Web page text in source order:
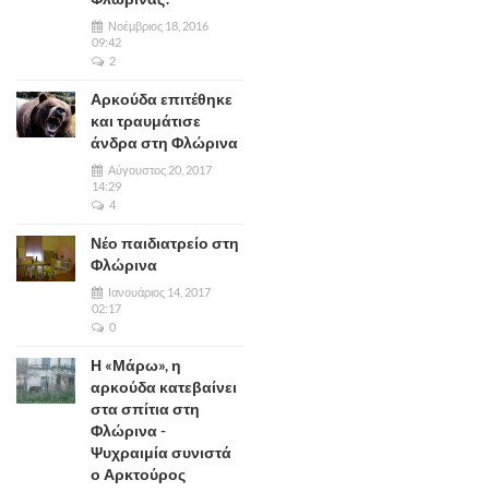
Νοέμβριος 18, 2016
09:42
2
Αρκούδα επιτέθηκε
και τραυμάτισε
άνδρα στη Φλώρινα
Αύγουστος 20, 2017
14:29
4
Νέο παιδιατρείο στη
Φλώρινα
Ιανουάριος 14, 2017
02:17
0
Η «Μάρω», η
αρκούδα κατεβαίνει
στα σπίτια στη
Φλώρινα -
Ψυχραιμία συνιστά
ο Αρκτούρος